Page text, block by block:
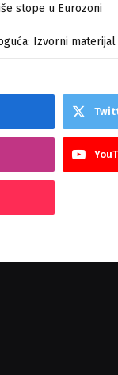
stope u Eurozoni
Izvorni